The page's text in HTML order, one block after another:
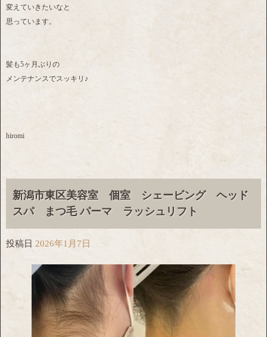
変えていきたいなと
思っています。
髪も5ヶ月ぶりの
メンテナンスでスッキリ♪
hiromi
新潟市東区美容室 個室 シェービング ヘッド
スパ まつ毛 パーマ ラッシュリフト
投稿日 2026年1月7日